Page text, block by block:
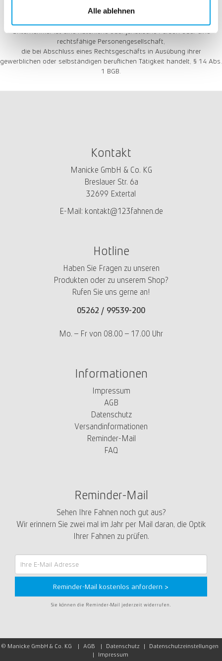
Alle ablehnen
Unternehmer ist eine natürliche oder juristische Person oder eine
rechtsfähige Personengesellschaft,
die bei Abschluss eines Rechtsgeschäfts in Ausübung ihrer
gewerblichen oder selbständigen beruflichen Tätigkeit handelt, § 14 Abs.
1 BGB.
Kontakt
Manicke GmbH & Co. KG
Breslauer Str. 6a
32699 Extertal
E-Mail: kontakt@123fahnen.de
Hotline
Haben Sie Fragen zu unseren
Produkten oder zu unserem Shop?
Rufen Sie uns gerne an!
05262 / 99539-200
Mo. – Fr von 08.00 – 17.00 Uhr
Informationen
Impressum
AGB
Datenschutz
Versandinformationen
Reminder-Mail
FAQ
Reminder-Mail
Sehen Ihre Fahnen noch gut aus?
Wir erinnern Sie zwei mal im Jahr per Mail daran, die Optik
Ihrer Fahnen zu prüfen.
Mail
Reminder-Mail kostenlos anfordern >
Sie können die Reminder-Mail jederzeit widerrufen.
© Manicke GmbH & Co. KG | AGB | Datenschutz |
Datenschutzeinstellungen
|
Impressum